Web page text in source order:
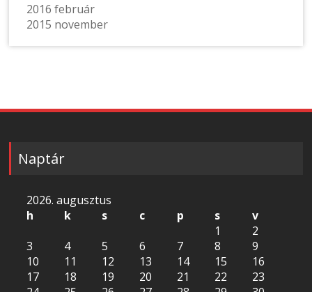
2016 február
2015 november
Naptár
2026. augusztus
h
k s c p s
v
1
2
3
4 5 6 7 8
9
10
11 12 13 14 15
16
17
18 19 20 21 22
23